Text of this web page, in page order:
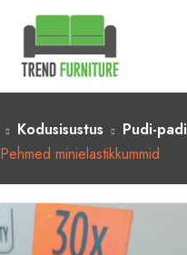
Kodusisustus
Pudi-padi
Pehmed minielastikkummid